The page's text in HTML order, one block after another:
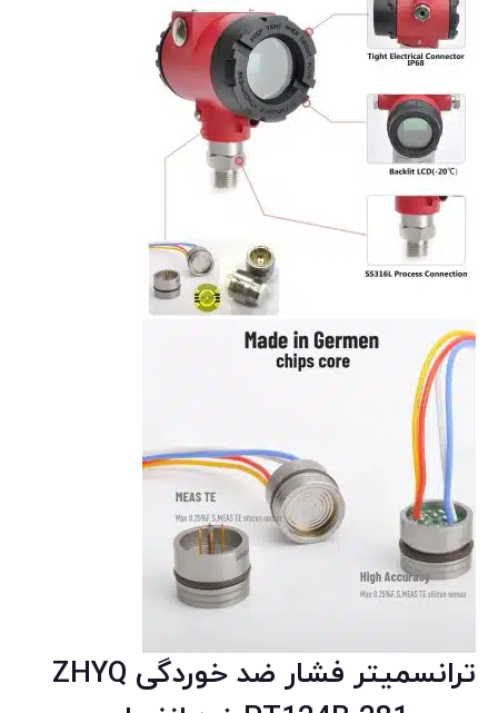
ترانسمیتر فشار ضد خوردگی ZHYQ